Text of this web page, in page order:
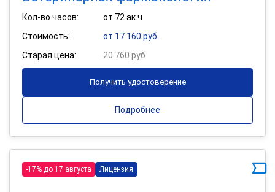
Кол-во часов:
от 72 ак.ч
Стоимость:
от 17 160 руб.
Старая цена:
20 760 руб.
Получить удостоверение
Подробнее
-17% до 17 августа Лицензия